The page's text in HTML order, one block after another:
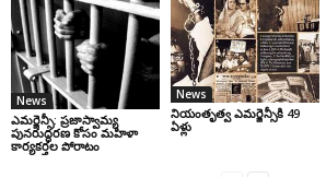
News
ఎమర్జెన్సీ: ప్రజాస్వామ్య
పునరుద్ధరణ కోసం మహిళా
కార్యకర్తల పోరాటం
News
నియంతృత్వ ఎమర్జెన్సీకి 49
ఏళ్లు